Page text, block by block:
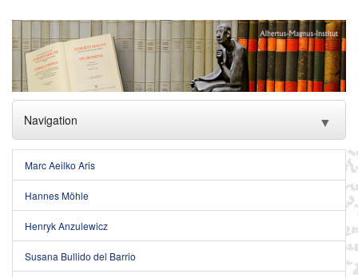
Navigation ▼
Institut
Bibliothecalia
Editio Coloniensis
Marc Aeilko Aris
Hannes Möhle
Henryk Anzulewicz
Susana Bullido del Barrio